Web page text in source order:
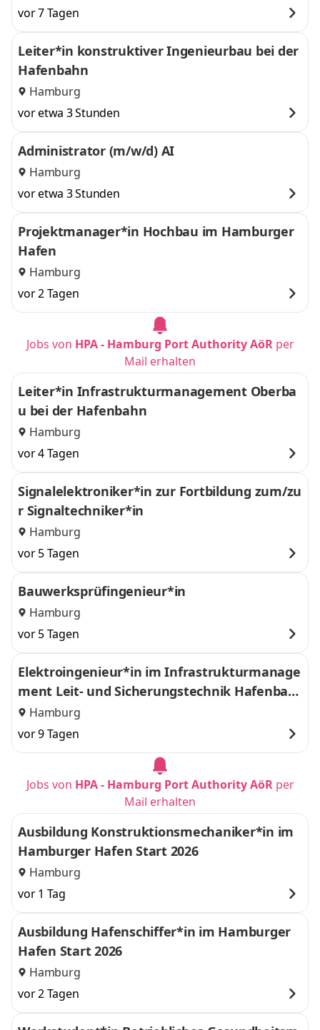
vor 7 Tagen
Leiter*in konstruktiver Ingenieurbau bei der
Hafenbahn
Hamburg
vor etwa 3 Stunden
Administrator (m/w/d) AI
Hamburg
vor etwa 3 Stunden
Projektmanager*in Hochbau im Hamburger
Hafen
Hamburg
vor 2 Tagen
Jobs von HPA - Hamburg Port Authority AöRper
Mail erhalten
Leiter*in Infrastrukturmanagement Oberba
u bei der Hafenbahn
Hamburg
vor 4 Tagen
Signalelektroniker*in zur Fortbildung zum/zu
r Signaltechniker*in
Hamburg
vor 5 Tagen
Bauwerksprüfingenieur*in
Hamburg
vor 5 Tagen
Elektroingenieur*in im Infrastrukturmanage
ment Leit- und Sicherungstechnik Hafenbah
n Hamburg
vor 9 Tagen
Jobs von HPA - Hamburg Port Authority AöRper
Mail erhalten
Ausbildung Konstruktionsmechaniker*in im
Hamburger Hafen Start 2026
Hamburg
vor 1 Tag
Ausbildung Hafenschiffer*in im Hamburger
Hafen Start 2026
Hamburg
vor 2 Tagen